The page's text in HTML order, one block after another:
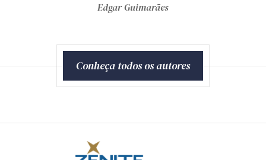
Egon Bockmann Moreira
Conheça todos os autores